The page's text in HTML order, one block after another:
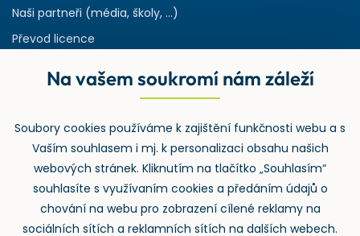
Naši partneři (média, školy, ...)
Převod licence
Rejstřík používaných zkratek v odpadech
Zpětný odběr
Na vašem soukromí nám záleží
Soubory cookies používáme k zajištění funkčnosti webu a s
Vaším souhlasem i mj. k personalizaci obsahu našich
webových stránek. Kliknutím na tlačítko „Souhlasím“
souhlasíte s využívaním cookies a předáním údajů o
chování na webu pro zobrazení cílené reklamy na
sociálních sítích a reklamních sítích na dalších webech.